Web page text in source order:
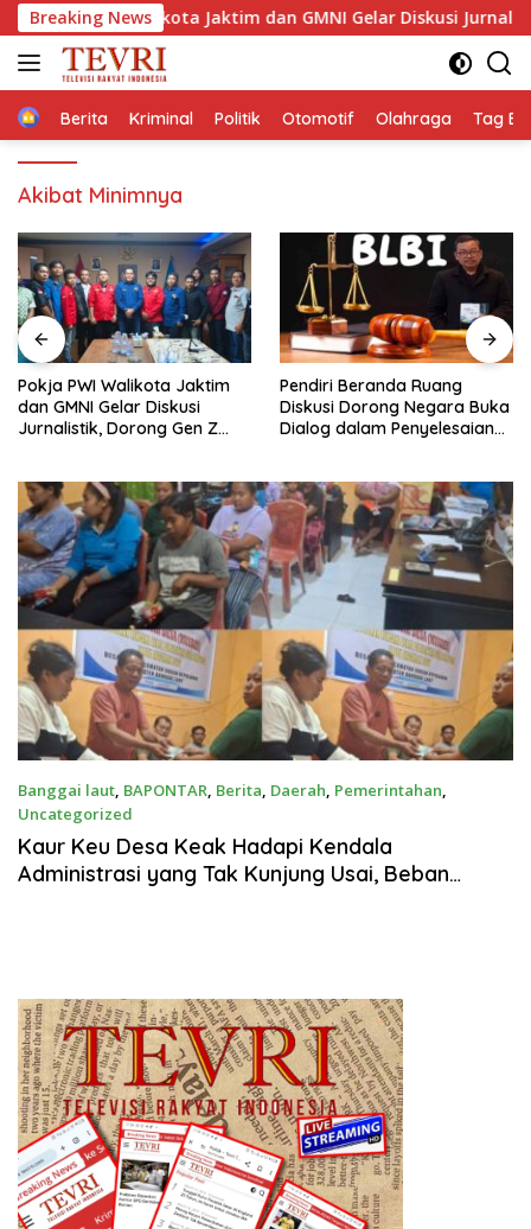
Langsung
ke
konten
Breaking News
PWI Walikota Jaktim dan GMNI Gelar Diskusi Jurnalistik,
HomeBerita Kriminal Politik Otomotif Olahraga Tag
Akibat Minimnya
Pendiri Beranda Ruang
Diskusi Dorong Negara Buka
Dialog dalam Penyelesaian
Membaca Pancasilanomics
melalui warisan Sumitro dan
urgensi UU Perekonomian
Banggai laut, BAPONTAR, Berita, Daerah, Pemerintahan,
Uncategorized
Agustus 4, 2025
Kaur Keu Desa Keak Hadapi Kendala
Administrasi yang Tak Kunjung Usai, Beban